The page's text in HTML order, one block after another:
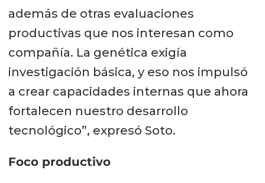
además de otras evaluaciones
productivas que nos interesan como
compañía. La genética exigía
investigación básica, y eso nos impulsó
a crear capacidades internas que ahora
fortalecen nuestro desarrollo
tecnológico”, expresó Soto.
Foco productivo